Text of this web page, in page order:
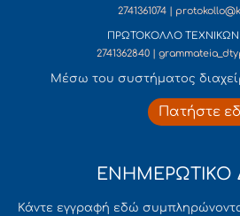
2741361074 |
ΠΡΩΤΟΚΟΛΛΟ ΤΕΧΝΙΚΩΝ
2741362840 |
Mέσω του συστήματος
Πατήστε
ΕΝΗΜΕΡΩΤΙΚΟ
Κάντε εγγραφή εδώ